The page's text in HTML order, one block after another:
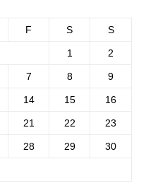
F S S
1 2
7 8 9
14 15 16
21 22 23
28 29 30